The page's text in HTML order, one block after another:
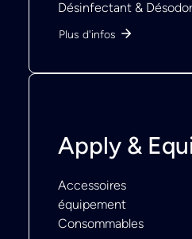
Désinfectant &
Plus d'infos
Apply &
Accessoires
équipement
Consommables